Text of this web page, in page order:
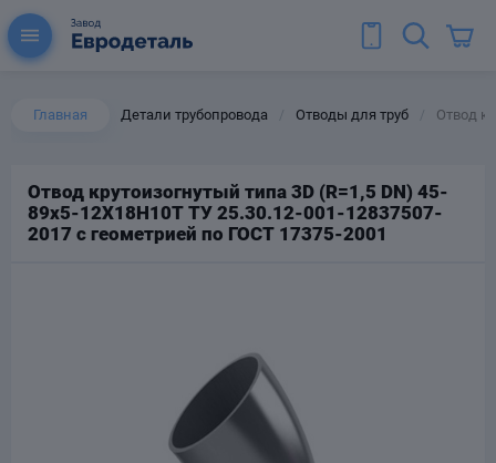
Главная Детали трубопровода Отводы для труб Отвод
Отвод крутоизогнутый типа 3D (R=1,5 DN) 45-
89х5-12Х18Н10Т ТУ 25.30.12-001-12837507-
2017 с геометрией по ГОСТ 17375-2001
для труб
Колена для труб
Тройники стальные